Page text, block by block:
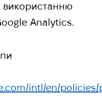
використанню
Analytics.
intl/en/policies/